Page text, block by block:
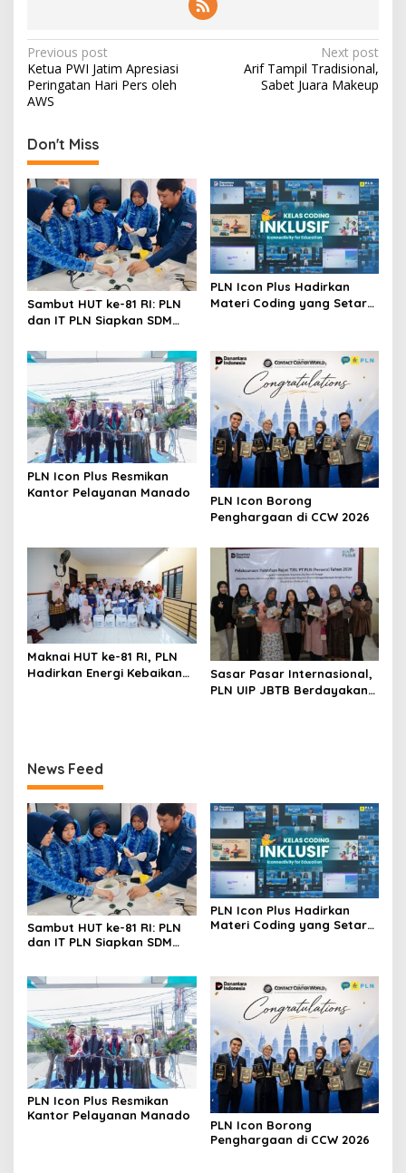
P
o
s
t
n
a
v
i
g
a
t
o
n
Previous post
Ketua PWI Jatim Apresiasi
Peringatan Hari Pers oleh
AWS
Next post
Arif Tampil Tradisional,
Sabet Juara Makeup
Don't Miss
Sambut HUT ke-81 RI: PLN
dan IT PLN Siapkan SDM
Energi
PLN Icon Plus Hadirkan
Materi Coding yang Setara
PLN Icon Plus Resmikan
Kantor Pelayanan Manado
PLN Icon Borong
Penghargaan di CCW 2026
Maknai HUT ke-81 RI, PLN
Hadirkan Energi Kebaikan
Sasar Pasar Internasional,
PLN UIP JBTB Berdayakan
News Feed
Sambut HUT ke-81 RI: PLN
dan IT PLN Siapkan SDM
PLN Icon Plus Hadirkan
Materi Coding yang Setara
PLN Icon Plus Resmikan
Kantor Pelayanan Manado
PLN Icon Borong
Penghargaan di CCW 2026